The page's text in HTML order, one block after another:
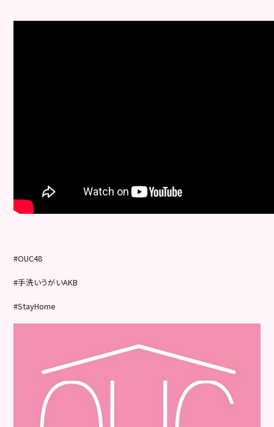
#OUC48
#手洗いうがいAKB
#StayHome